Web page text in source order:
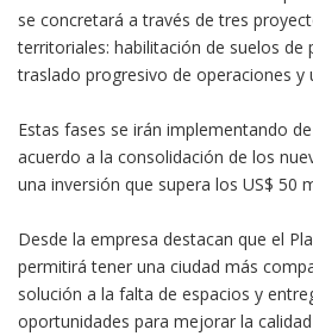
se concretará a través de tres
territoriales: habilitación de suelos de
traslado progresivo de operaciones y
Estas fases se irán implementando
acuerdo a la consolidación de los
una inversión que supera los US$ 50
Desde la empresa destacan que el
permitirá tener una ciudad más
solución a la falta de espacios y
oportunidades para mejorar la